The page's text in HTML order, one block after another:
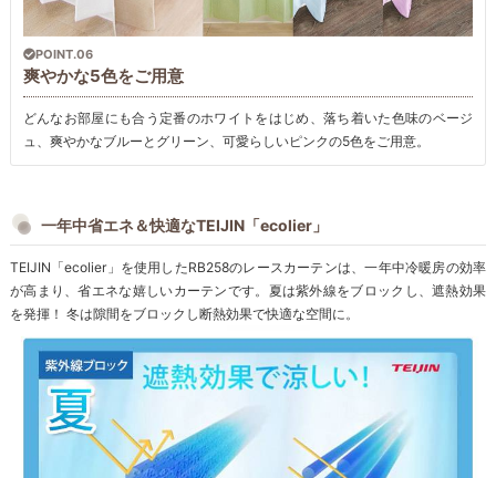
POINT.06
爽やかな5色をご用意
どんなお部屋にも合う定番のホワイトをはじめ、落ち着いた色味のベージ
ュ、爽やかなブルーとグリーン、可愛らしいピンクの5色をご用意。
一年中省エネ＆快適なTEIJIN「ecolier」
TEIJIN「ecolier」を使用したRB258のレースカーテンは、一年中冷暖房の効率
が高まり、省エネな嬉しいカーテンです。夏は紫外線をブロックし、遮熱効果
を発揮！ 冬は隙間をブロックし断熱効果で快適な空間に。